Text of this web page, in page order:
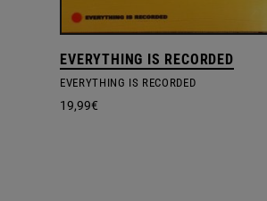
EVERYTHING IS RECORDED
EVERYTHING IS RECORDED
19,99€